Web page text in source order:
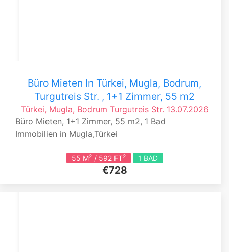
Büro Mieten In Türkei, Mugla, Bodrum,
Turgutreis Str. , 1+1 Zimmer, 55 m2
Türkei, Mugla, Bodrum Turgutreis Str. 13.07.2026
Büro Mieten, 1+1 Zimmer, 55 m2, 1 Bad
Immobilien in Mugla,Türkei
55 M2/ 592 FT2 1 BAD
€728